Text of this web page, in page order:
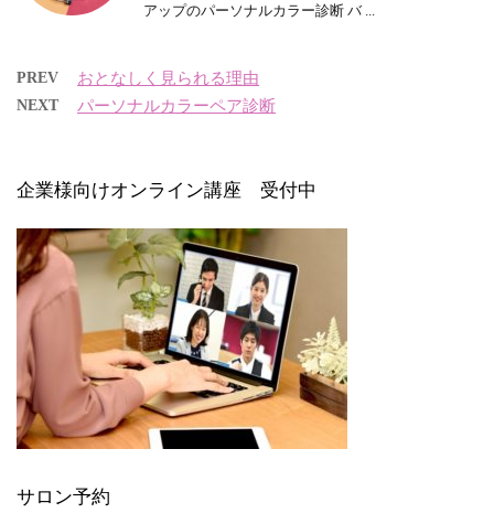
アップのパーソナルカラー診断 バ ...
PREV おとなしく見られる理由
NEXT パーソナルカラーペア診断
企業様向けオンライン講座 受付中
サロン予約